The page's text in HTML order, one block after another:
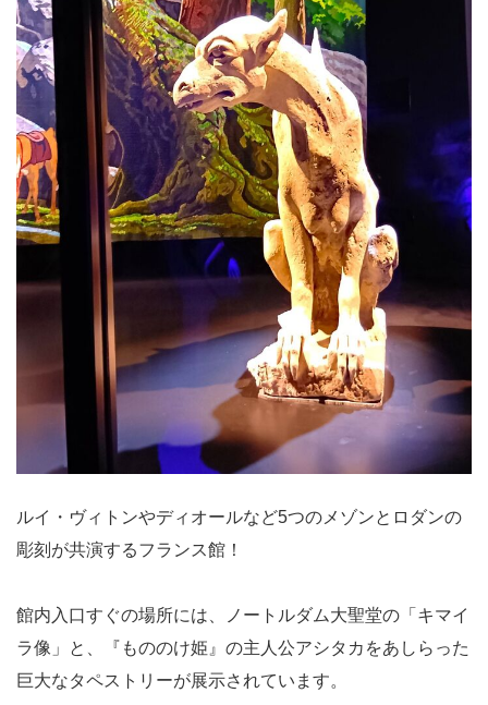
ルイ・ヴィトンやディオールなど5つのメゾンとロダンの
彫刻が共演するフランス館！
館内入口すぐの場所には、ノートルダム大聖堂の「キマイ
ラ像」と、『もののけ姫』の主人公アシタカをあしらった
巨大なタペストリーが展示されています。